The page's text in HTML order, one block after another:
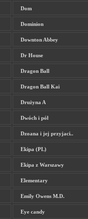
Dom
Dominion
Downton Abbey
Dr House
Dragon Ball
Dragon Ball Kai
Drużyna A
Dwóch i pół
Dzoana i jej przyjaci..
Ekipa (PL)
Ekipa z Warszawy
Elementary
Emily Owens M.D.
Eye candy